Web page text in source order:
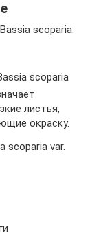
scoparia.
scoparia
листья,
окраску.
scoparia var.